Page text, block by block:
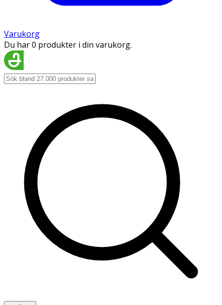
Varukorg
Du har 0 produkter i din varukorg.